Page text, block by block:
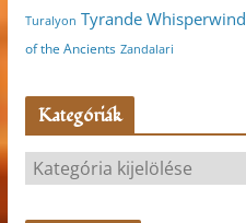
Turalyon Tyrande Whisperwind
of the Ancients Zandalari
Kategóriák